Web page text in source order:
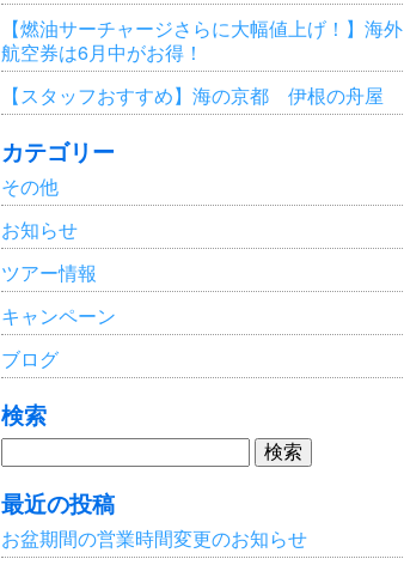
【燃油サーチャージさらに大幅値上げ！】海外
航空券は6月中がお得！
【スタッフおすすめ】海の京都 伊根の舟屋
カテゴリー
その他
お知らせ
ツアー情報
キャンペーン
ブログ
検索
検
索:
最近の投稿
お盆期間の営業時間変更のお知らせ